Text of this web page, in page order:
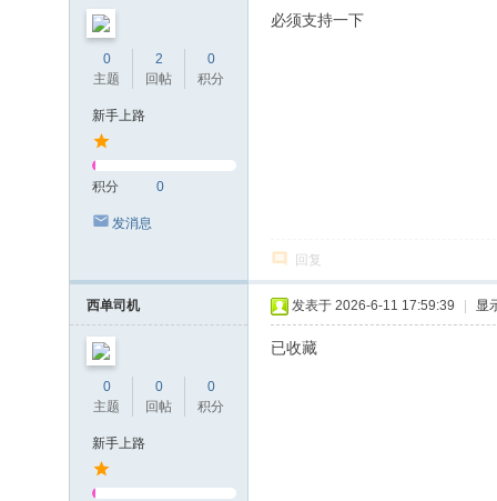
0
主题
2
回帖
0
积分
新手上路
积分 0
发消息
必须支持一下
回复
西单司机
0
主题
0
回帖
0
积分
新手上路
发表于 2026-6-11 17:59:39 显
已收藏